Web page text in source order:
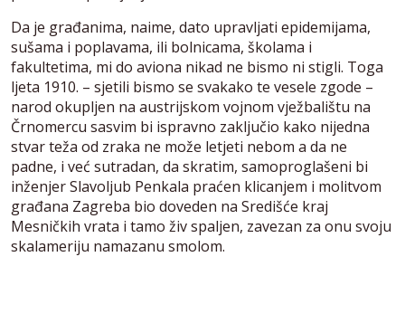
Da je građanima, naime, dato upravljati epidemijama,
sušama i poplavama, ili bolnicama, školama i
fakultetima, mi do aviona nikad ne bismo ni stigli. Toga
ljeta 1910. – sjetili bismo se svakako te vesele zgode –
narod okupljen na austrijskom vojnom vježbalištu na
Črnomercu sasvim bi ispravno zaključio kako nijedna
stvar teža od zraka ne može letjeti nebom a da ne
padne, i već sutradan, da skratim, samoproglašeni bi
inženjer Slavoljub Penkala praćen klicanjem i molitvom
građana Zagreba bio doveden na Središće kraj
Mesničkih vrata i tamo živ spaljen, zavezan za onu svoju
skalameriju namazanu smolom.